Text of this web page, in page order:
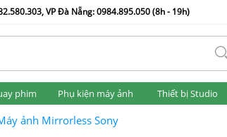
VP Đà Nẵng: 0984.895.050 (8h - 19h)
tlk
phim Phụ kiện máy ảnh Thiết bị Studio
ảnh Mirrorless Sony